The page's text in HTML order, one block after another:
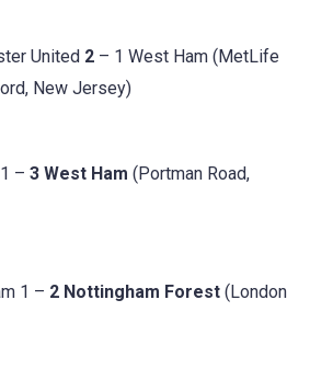
United 2 – 1 West Ham (MetLife
New Jersey)
– 3 West Ham (Portman Road,
1 – 2 Nottingham Forest (London